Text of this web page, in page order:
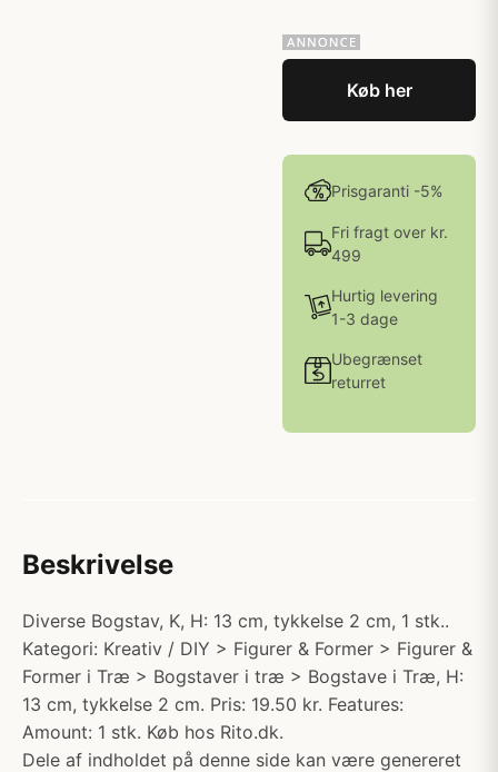
Køb her
Prisgaranti -5%
Fri fragt over kr.
499
Hurtig levering
1-3 dage
Ubegrænset
returret
Beskrivelse
Diverse Bogstav, K, H: 13 cm, tykkelse 2 cm, 1 stk..
Kategori: Kreativ / DIY > Figurer & Former > Figurer &
Former i Træ > Bogstaver i træ > Bogstave i Træ, H:
13 cm, tykkelse 2 cm. Pris: 19.50 kr. Features:
Amount: 1 stk. Køb hos Rito.dk.
Dele af indholdet på denne side kan være genereret